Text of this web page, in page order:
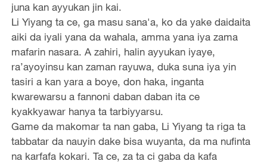
juna kan ayyukan jin kai.
Li Yiyang ta ce, ga masu sana'a, ko da yake daidaita
aiki da iyali yana da wahala, amma yana iya zama
mafarin nasara. A zahiri, halin ayyukan iyaye,
ra’ayoyinsu kan zaman rayuwa, duka suna iya yin
tasiri a kan yara a boye, don haka, inganta
kwarewarsu a fannoni daban daban ita ce
kyakkyawar hanya ta tarbiyyarsu.
Game da makomar ta nan gaba, Li Yiyang ta riga ta
tabbatar da nauyin dake bisa wuyanta, da ma nufinta
na karfafa kokari. Ta ce, za ta ci gaba da kafa